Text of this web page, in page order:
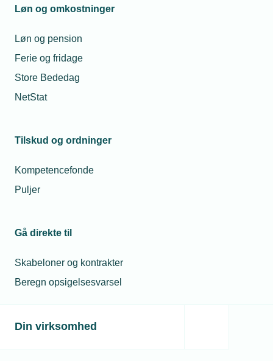
Løn og omkostninger
Løn og pension
Ferie og fridage
Store Bededag
NetStat
Tilskud og ordninger
Kompetencefonde
Puljer
Gå direkte til
Skabeloner og kontrakter
Beregn opsigelsesvarsel
Din virksomhed